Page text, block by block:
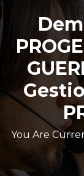
You Are